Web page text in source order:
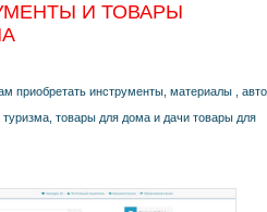
И ТОВАРЫ
приобретать инструменты, материалы , авто
товары для дома и дачи товары для